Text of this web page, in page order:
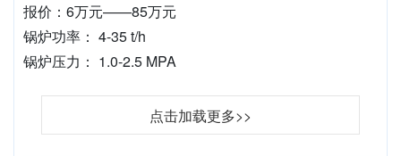
报价：6万元——85万元
锅炉功率： 4-35 t/h
锅炉压力： 1.0-2.5 MPA
点击加载更多>>